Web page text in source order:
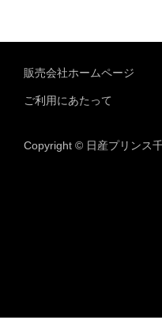
販売会社ホームページ
ご利用にあたって
Copyright © 日産プリンス